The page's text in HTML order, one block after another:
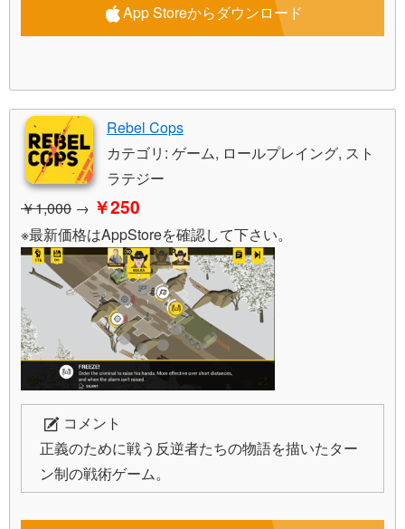
App Storeからダウンロード
Rebel Cops
カテゴリ: ゲーム, ロールプレイング, スト
ラテジー
￥1,000 → ￥250
※最新価格はAppStoreを確認して下さい。
コメント
正義のために戦う反逆者たちの物語を描いたター
ン制の戦術ゲーム。